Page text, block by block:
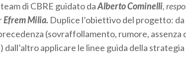
di CBRE guidato daAlberto Cominelli,
Efrem Milia. Duplice l’obiettivo del progetto:
(sovraffollamento, rumore, assenza
applicare le linee guida della